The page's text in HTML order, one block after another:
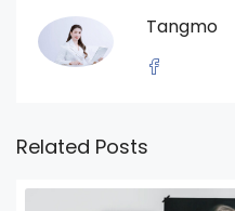
Tangmo
Related Posts